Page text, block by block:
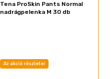
Tena ProSkin Pants Normal
nadrágpelenka M 30 db
Az akció részletei